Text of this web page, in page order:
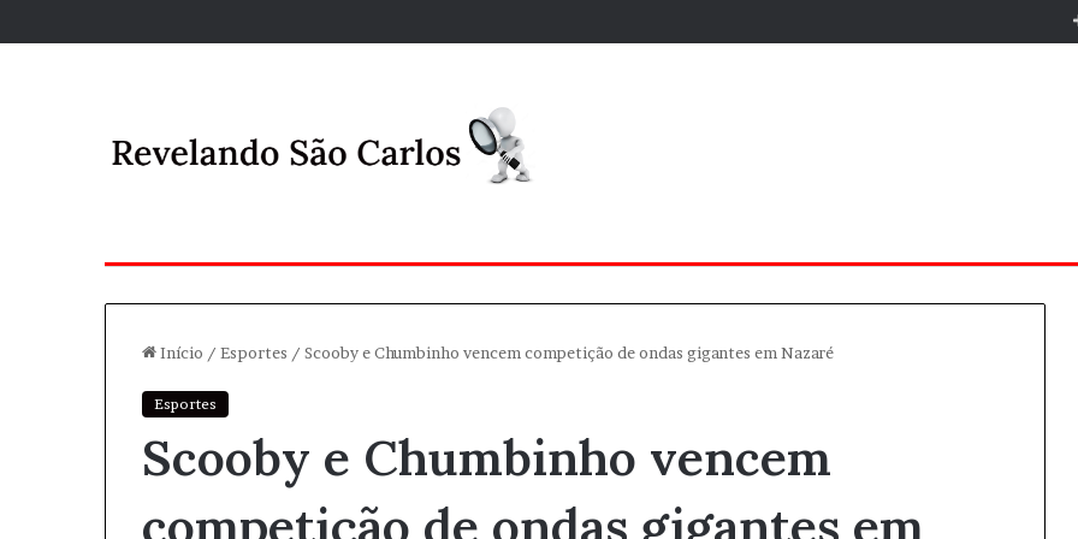
Início / Esportes / Scooby e Chumbinho vencem competição de ondas gigantes em Nazaré
Esportes
Scooby e Chumbinho vencem
competição de ondas gigantes em